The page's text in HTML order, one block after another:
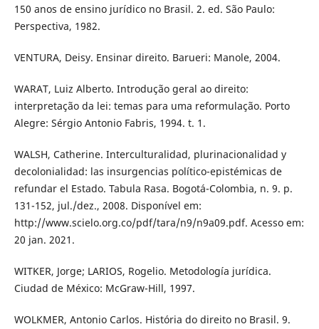
150 anos de ensino jurídico no Brasil. 2. ed. São Paulo:
Perspectiva, 1982.
VENTURA, Deisy. Ensinar direito. Barueri: Manole, 2004.
WARAT, Luiz Alberto. Introdução geral ao direito:
interpretação da lei: temas para uma reformulação. Porto
Alegre: Sérgio Antonio Fabris, 1994. t. 1.
WALSH, Catherine. Interculturalidad, plurinacionalidad y
decolonialidad: las insurgencias político-epistémicas de
refundar el Estado. Tabula Rasa. Bogotá-Colombia, n. 9. p.
131-152, jul./dez., 2008. Disponível em:
http://www.scielo.org.co/pdf/tara/n9/n9a09.pdf. Acesso em:
20 jan. 2021.
WITKER, Jorge; LARIOS, Rogelio. Metodología jurídica.
Ciudad de México: McGraw-Hill, 1997.
WOLKMER, Antonio Carlos. História do direito no Brasil. 9.